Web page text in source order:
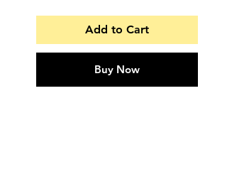
Add to Cart
Buy Now